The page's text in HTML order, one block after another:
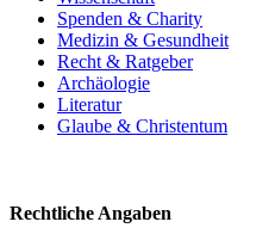
Spenden & Charity
Medizin & Gesundheit
Recht & Ratgeber
Archäologie
Literatur
Glaube & Christentum
Rechtliche Angaben